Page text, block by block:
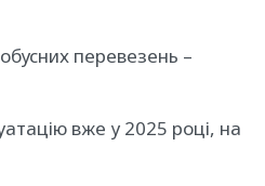
перевезень –
вже у 2025 році, на